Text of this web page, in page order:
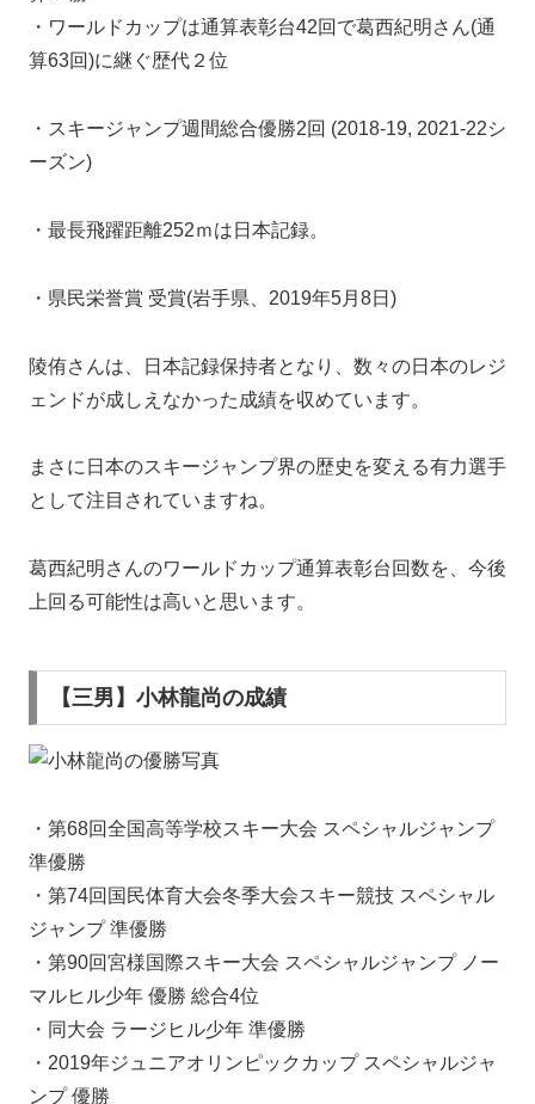
・ワールドカップは通算表彰台42回で葛西紀明さん(通
算63回)に継ぐ歴代２位
・スキージャンプ週間総合優勝2回 (2018-19, 2021-22シ
ーズン)
・最長飛躍距離252ｍは日本記録。
・県民栄誉賞 受賞(岩手県、2019年5月8日)
陵侑さんは、日本記録保持者となり、 数々の日本のレジ
ェンドが成しえなかった成績を収めています。
まさに日本のスキージャンプ界の歴史を変える有力選手
として注目されていますね。
葛西紀明さんのワールドカップ通算表彰台回数を、今後
上回る可能性は高いと思います。
【三男】小林龍尚の成績
・第68回全国高等学校スキー大会 スペシャルジャンプ
準優勝
・第74回国民体育大会冬季大会スキー競技 スペシャル
ジャンプ 準優勝
・第90回宮様国際スキー大会 スペシャルジャンプ ノー
マルヒル少年 優勝 総合4位
・同大会 ラージヒル少年 準優勝
・2019年ジュニアオリンピックカップ スペシャルジャ
ンプ 優勝